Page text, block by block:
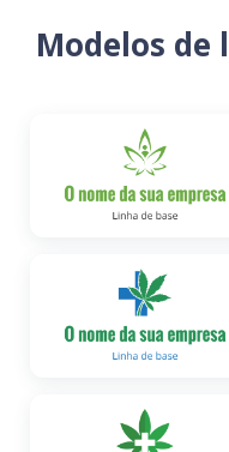
Modelos de